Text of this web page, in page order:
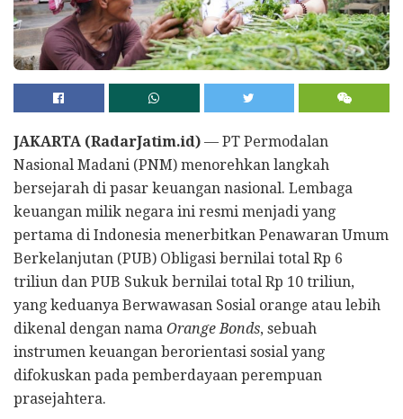
JAKARTA (RadarJatim.id) — PT Permodalan
Nasional Madani (PNM) menorehkan langkah
bersejarah di pasar keuangan nasional. Lembaga
keuangan milik negara ini resmi menjadi yang
pertama di Indonesia menerbitkan Penawaran Umum
Berkelanjutan (PUB) Obligasi bernilai total Rp 6
triliun dan PUB Sukuk bernilai total Rp 10 triliun,
yang keduanya Berwawasan Sosial orange atau lebih
dikenal dengan nama Orange Bonds, sebuah
instrumen keuangan berorientasi sosial yang
difokuskan pada pemberdayaan perempuan
prasejahtera.